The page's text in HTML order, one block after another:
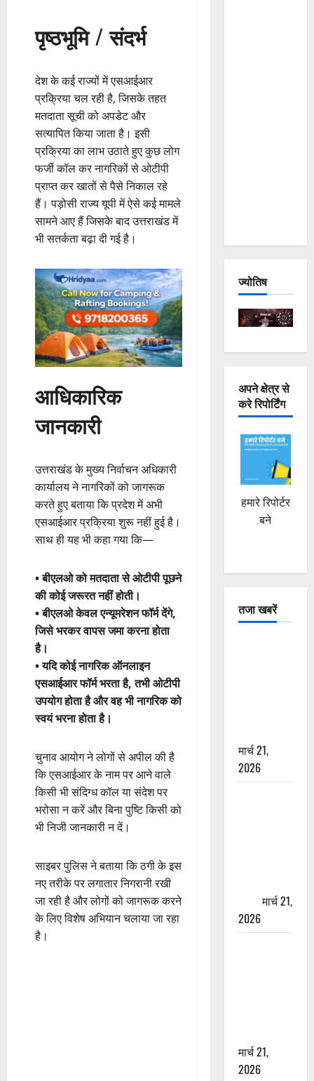
पृष्ठभूमि / संदर्भ
देश के कई राज्यों में एसआईआर
प्रक्रिया चल रही है, जिसके तहत
मतदाता सूची को अपडेट और
सत्यापित किया जाता है। इसी
प्रक्रिया का लाभ उठाते हुए कुछ लोग
फर्जी कॉल कर नागरिकों से ओटीपी
प्राप्त कर खातों से पैसे निकाल रहे
हैं। पड़ोसी राज्य यूपी में ऐसे कई मामले
सामने आए हैं जिसके बाद उत्तराखंड में
भी सतर्कता बढ़ा दी गई है।
आधिकारिक
जानकारी
उत्तराखंड के मुख्य निर्वाचन अधिकारी
कार्यालय ने नागरिकों को जागरूक
करते हुए बताया कि प्रदेश में अभी
एसआईआर प्रक्रिया शुरू नहीं हुई है।
साथ ही यह भी कहा गया कि—
• बीएलओ को मतदाता से ओटीपी पूछने
की कोई जरूरत नहीं होती।
• बीएलओ केवल एन्यूमरेशन फॉर्म देंगे,
जिसे भरकर वापस जमा करना होता
है।
• यदि कोई नागरिक ऑनलाइन
एसआईआर फॉर्म भरता है, तभी ओटीपी
उपयोग होता है और वह भी नागरिक को
स्वयं भरना होता है।
चुनाव आयोग ने लोगों से अपील की है
कि एसआईआर के नाम पर आने वाले
किसी भी संदिग्ध कॉल या संदेश पर
भरोसा न करें और बिना पुष्टि किसी को
भी निजी जानकारी न दें।
साइबर पुलिस ने बताया कि ठगी के इस
नए तरीके पर लगातार निगरानी रखी
जा रही है और लोगों को जागरूक करने
के लिए विशेष अभियान चलाया जा रहा
है।
ज्योतिष
अपने क्षेत्र से
करे रिपोर्टिंग
हमारे रिपोर्टर
बने
तजा खबरें
मार्च 21,
2026
मार्च 21,
2026
मार्च 21,
2026